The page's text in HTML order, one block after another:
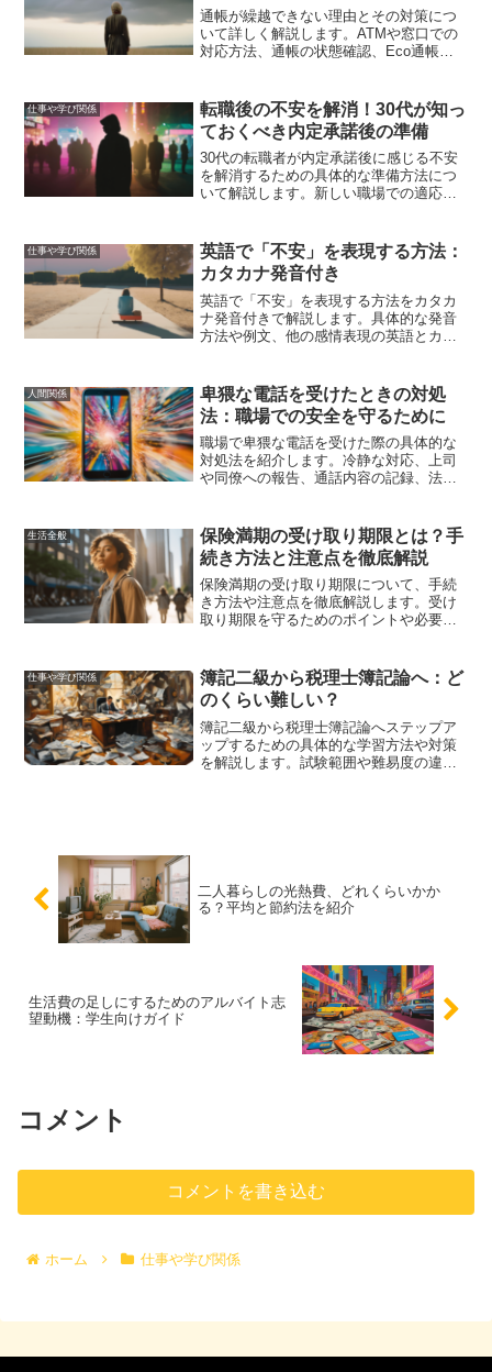
通帳が繰越できない理由とその対策につ
いて詳しく解説します。ATMや窓口での
対応方法、通帳の状態確認、Eco通帳へ
の情報を提供します。
仕事や学び関係
転職後の不安を解消！30代が知っ
ておくべき内定承諾後の準備
30代の転職者が内定承諾後に感じる不安
を解消するための具体的な準備方法につ
いて解説します。新しい職場での適応方
るためのアドバイスを提供します。
仕事や学び関係
英語で「不安」を表現する方法：
カタカナ発音付き
英語で「不安」を表現する方法をカタカ
ナ発音付きで解説します。具体的な発音
方法や例文、他の感情表現の英語とカタ
持って発音できるようにサポートしま
す。
人間関係
卑猥な電話を受けたときの対処
法：職場での安全を守るために
職場で卑猥な電話を受けた際の具体的な
対処法を紹介します。冷静な対応、上司
や同僚への報告、通話内容の記録、法的
う。
生活全般
保険満期の受け取り期限とは？手
続き方法と注意点を徹底解説
保険満期の受け取り期限について、手続
き方法や注意点を徹底解説します。受け
取り期限を守るためのポイントや必要書
す。
仕事や学び関係
簿記二級から税理士簿記論へ：ど
のくらい難しい？
簿記二級から税理士簿記論へステップア
ップするための具体的な学習方法や対策
を解説します。試験範囲や難易度の違
二人暮らしの光熱費、どれくらいかか
る？平均と節約法を紹介
生活費の足しにするためのアルバイト志
望動機：学生向けガイド
コメント
コメントを書き込む
ホーム 仕事や学び関係